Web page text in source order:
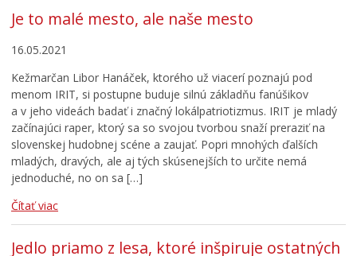
Je to malé mesto, ale naše mesto
16.05.2021
Kežmarčan Libor Hanáček, ktorého už viacerí poznajú pod
menom IRIT, si postupne buduje silnú základňu fanúšikov
a v jeho videách badať i značný lokálpatriotizmus. IRIT je mladý
začínajúci raper, ktorý sa so svojou tvorbou snaží preraziť na
slovenskej hudobnej scéne a zaujať. Popri mnohých ďalších
mladých, dravých, ale aj tých skúsenejších to určite nemá
jednoduché, no on sa […]
Čítať viac
Jedlo priamo z lesa, ktoré inšpiruje ostatných